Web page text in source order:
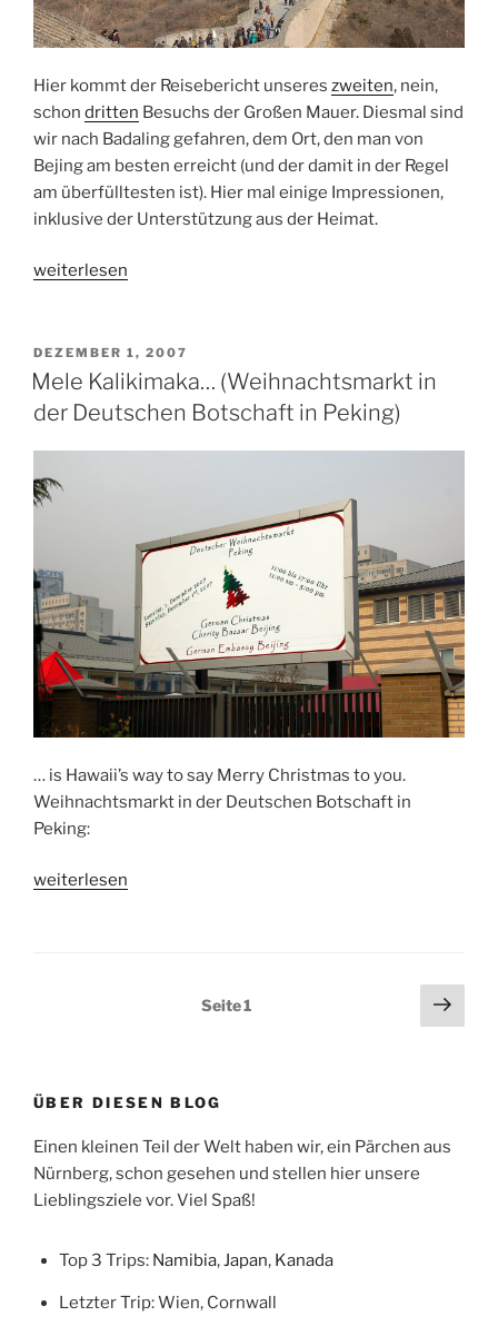
Hier kommt der Reisebericht unseres zweiten, nein,
schon dritten Besuchs der Großen Mauer. Diesmal sind
wir nach Badaling gefahren, dem Ort, den man von
Bejing am besten erreicht (und der damit in der Regel
am überfülltesten ist). Hier mal einige Impressionen,
inklusive der Unterstützung aus der Heimat.
„Die
bei
Badaling“
weiterlesen
VERÖFFENTLICHT
AM
DEZEMBER 1, 2007
Mele Kalikimaka… (Weihnachtsmarkt in
der Deutschen Botschaft in Peking)
… is Hawaii’s way to say Merry Christmas to you.
Weihnachtsmarkt in der Deutschen Botschaft in
Peking:
„Mele
Peking)“
weiterlesen
Seitennummerierung
Seite1
ÜBER DIESEN BLOG
Einen kleinen Teil der Welt haben wir, ein Pärchen aus
Nürnberg, schon gesehen und stellen hier unsere
Lieblingsziele vor. Viel Spaß!
Top 3 Trips: Namibia,Japan, Kanada
Letzter Trip: Wien, Cornwall